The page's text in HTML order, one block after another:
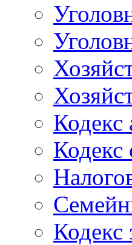
Кодекс
Кодекс